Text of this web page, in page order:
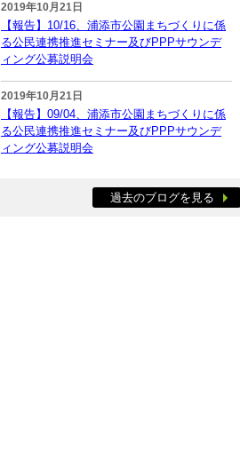
2019年10月21日
【報告】10/16、浦添市公園まちづくりに係
る公民連携推進セミナー及びPPPサウンデ
ィング公募説明会
2019年10月21日
【報告】09/04、浦添市公園まちづくりに係
る公民連携推進セミナー及びPPPサウンデ
ィング公募説明会
過去のブログを見る